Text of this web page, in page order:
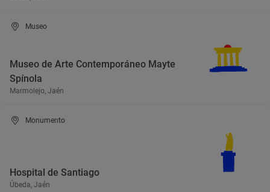
Museo
Museo de Arte Contemporáneo Mayte
Spínola
Marmolejo, Jaén
Monumento
Hospital de Santiago
Úbeda, Jaén